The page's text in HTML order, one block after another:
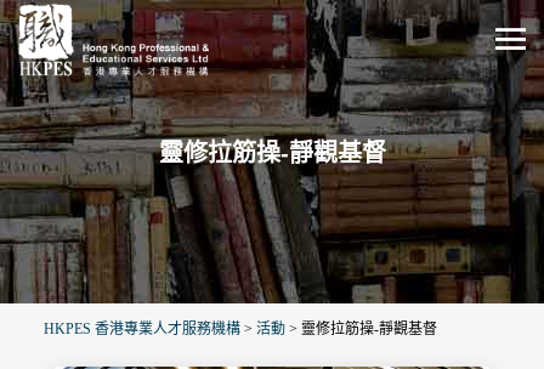
靈修拉筋操-靜觀基督
HKPES 香港專業人才服務機構 > 活動 > 靈修拉筋操-靜觀基督